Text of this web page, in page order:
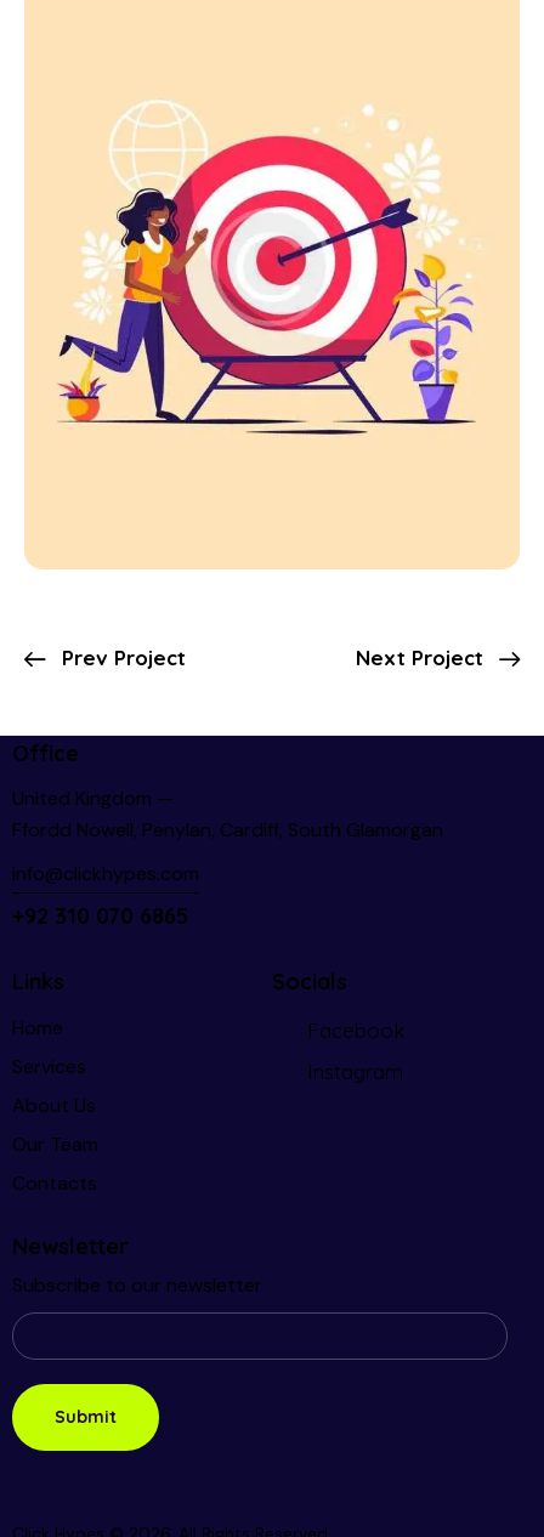
Prev Project Next Project
Office
United Kingdom —
Ffordd Nowell, Penylan, Cardiff, South Glamorgan
info@clickhypes.com
+92 310 070 6865
Links
Home
Services
About Us
Our Team
Contacts
Socials
Facebook
Instagram
Newsletter
Subscribe to our newsletter